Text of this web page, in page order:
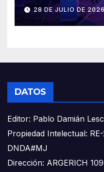
28 DE JULIO DE
DATOS
Editor: Pablo Damián
Propiedad Intelectual:
DNDA#MJ
Dirección: ARGERICH